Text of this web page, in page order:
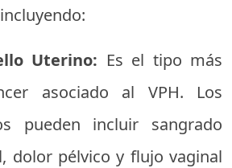
Uterino: Es el tipo más
asociado al VPH. Los
pueden incluir sangrado
dolor pélvico y flujo vaginal